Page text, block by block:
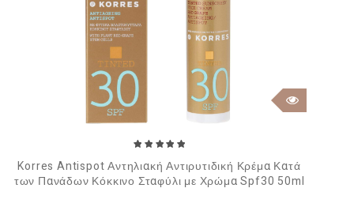
Korres Antispot Αντηλιακή Αντιρυτιδική Κρέμα Κατά
των Πανάδων Κόκκινο Σταφύλι με Χρώμα Spf30 50ml